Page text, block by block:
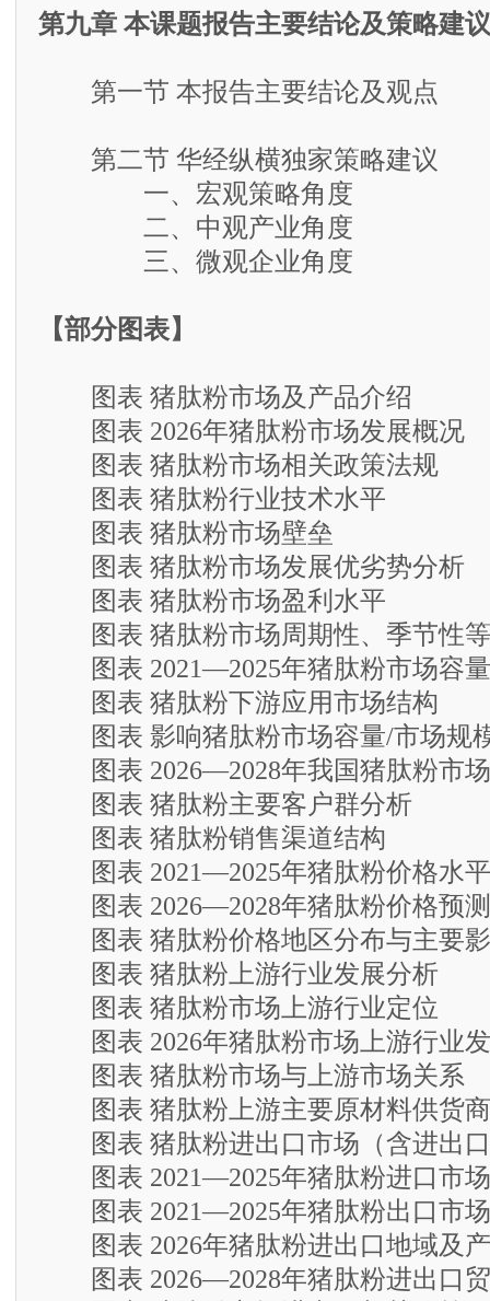
第九章 本课题报告主要结论及策略建议
第一节 本报告主要结论及观点
第二节 华经纵横独家策略建议
一、宏观策略角度
二、中观产业角度
三、微观企业角度
【部分图表】
图表 猪肽粉市场及产品介绍
图表 2026年猪肽粉市场发展概况
图表 猪肽粉市场相关政策法规
图表 猪肽粉行业技术水平
图表 猪肽粉市场壁垒
图表 猪肽粉市场发展优劣势分析
图表 猪肽粉市场盈利水平
图表 猪肽粉市场周期性、季节性
图表 2021—2025年猪肽粉市场容量
图表 猪肽粉下游应用市场结构
图表 影响猪肽粉市场容量/市场规
图表 2026—2028年我国猪肽粉市场
图表 猪肽粉主要客户群分析
图表 猪肽粉销售渠道结构
图表 2021—2025年猪肽粉价格水平
图表 2026—2028年猪肽粉价格预测
图表 猪肽粉价格地区分布与主要
图表 猪肽粉上游行业发展分析
图表 猪肽粉市场上游行业定位
图表 2026年猪肽粉市场上游行业
图表 猪肽粉市场与上游市场关系
图表 猪肽粉上游主要原材料供货
图表 猪肽粉进出口市场（含进出
图表 2021—2025年猪肽粉进口市
图表 2021—2025年猪肽粉出口市
图表 2026年猪肽粉进出口地域及
图表 2026—2028年猪肽粉进出口